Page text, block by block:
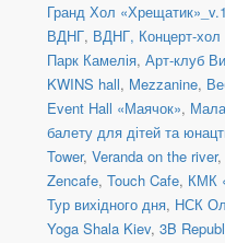
Гранд Хол «Хрещатик»_v.1
ВДНГ, ВДНГ, Концерт-хол
Парк Камелія, Арт-клуб
KWINS hall, Mezzanine,
Event Hall «Маячок»,
балету для дітей та
Tower, Veranda on the river,
Zencafe, Touch Cafe, КМК
Тур вихідного дня, НСК
Yoga Shala Kiev, 3B